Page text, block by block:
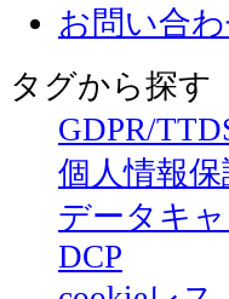
お問い合
タグから探す
GDPR/
個人情報保
データキ
DCP